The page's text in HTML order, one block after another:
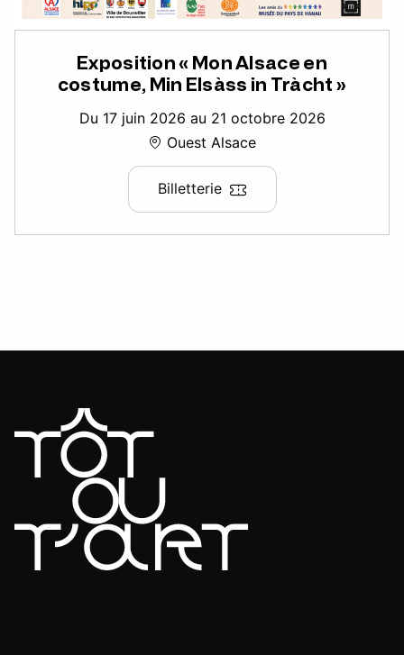
Exposition « Mon Alsace en
costume, Min Elsàss in Tràcht »
Du 17 juin 2026 au 21 octobre 2026
Ouest Alsace
Billetterie